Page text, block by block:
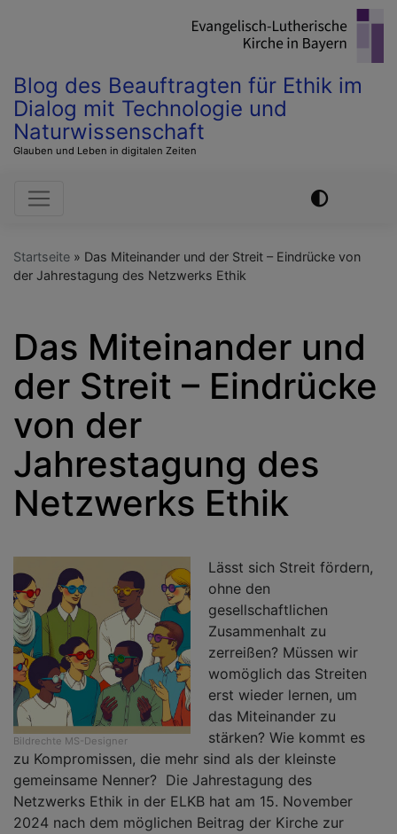
Blog des Beauftragten für Ethik im
Dialog mit Technologie und
Naturwissenschaft
Glauben und Leben in digitalen Zeiten
Hauptnavigation
Startseite
Das Miteinander und der Streit – Eindrücke von
der Jahrestagung des Netzwerks Ethik
Das Miteinander und
der Streit – Eindrücke
von der
Jahrestagung des
Netzwerks Ethik
Bildrechte MS-Designer
Lässt sich Streit fördern,
ohne den
gesellschaftlichen
Zusammenhalt zu
zerreißen? Müssen wir
womöglich das Streiten
erst wieder lernen, um
das Miteinander zu
stärken? Wie kommt es
zu Kompromissen, die mehr sind als der kleinste
gemeinsame Nenner? Die Jahrestagung des
Netzwerks Ethik in der ELKB hat am 15. November
2024 nach dem möglichen Beitrag der Kirche zur